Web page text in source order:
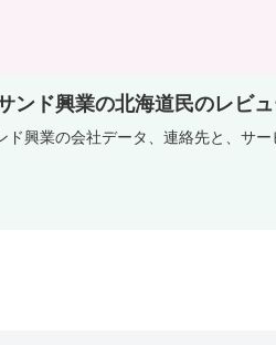
ンド興業の北海道民のレビ
興業の会社データ、連絡先と、サー